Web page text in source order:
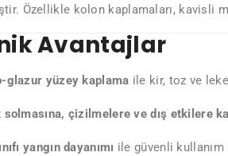
Özellikle kolon kaplamaları, kavisli
Avantajlar
glazur yüzey kaplama ile kir, toz ve
solmasına, çizilmelere ve dış etkilere
yangın dayanımı ile güvenli kullanım